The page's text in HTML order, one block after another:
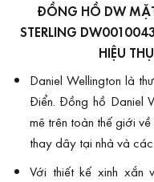
ĐỒNG HỒ DW
STERLING
HIỆU
Daniel Wellington là
Điển. Đồng hồ Daniel
mẽ trên toàn thế giới
thay dây tại nhà và
Với thiết kế xinh xắn